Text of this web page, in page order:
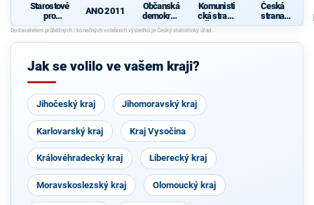
Starostové
pro
Liberecký
kraj
ANO 2011
Občanská
demokrati
cká strana
Komunisti
cká strana
Čech a
Moravy
Česká
strana
sociálně
cká
Jak se volilo ve vašem kraji?
Jihočeský kraj Jihomoravský kraj
Karlovarský kraj Kraj Vysočina
Královéhradecký kraj Liberecký kraj
Moravskoslezský kraj Olomoucký kraj